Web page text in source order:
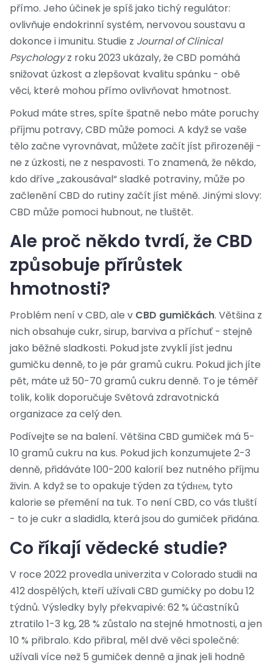
přímo. Jeho účinek je spíš jako tichý regulátor:
ovlivňuje endokrinní systém, nervovou soustavu a
dokonce i imunitu. Studie z Journal of Clinical
Psychologyz roku 2023 ukázaly, že CBD pomáhá
snižovat úzkost a zlepšovat kvalitu spánku - obě
věci, které mohou přímo ovlivňovat hmotnost.
Pokud máte stres, spíte špatně nebo máte poruchy
příjmu potravy, CBD může pomoci. A když se vaše
tělo začne vyrovnávat, můžete začít jíst přirozeněji -
ne z úzkosti, ne z nespavosti. To znamená, že někdo,
kdo dříve „zakousával“ sladké potraviny, může po
začlenění CBD do rutiny začít jíst méně. Jinými slovy:
CBD může pomoci hubnout, ne tluštět.
Ale proč někdo tvrdí, že CBD
způsobuje přírůstek
hmotnosti?
Problém není v CBD, ale v CBD gumičkách. Většina z
nich obsahuje cukr, sirup, barviva a příchuť - stejně
jako běžné sladkosti. Pokud jste zvyklí jíst jednu
gumičku denně, to je pár gramů cukru. Pokud jich jíte
pět, máte už 50-70 gramů cukru denně. To je téměř
tolik, kolik doporučuje Světová zdravotnická
organizace za celý den.
Podívejte se na balení. Většina CBD gumiček má 5-
10 gramů cukru na kus. Pokud jich konzumujete 2-3
denně, přidáváte 100-200 kalorií bez nutného příjmu
živin. A když se to opakuje týden za týdнем, tyto
kalorie se přemění na tuk. To není CBD, co vás tluští
- to je cukr a sladidla, která jsou do gumiček přidána.
Co říkají vědecké studie?
V roce 2022 provedla univerzita v Colorado studii na
412 dospělých, kteří užívali CBD gumičky po dobu 12
týdnů. Výsledky byly překvapivé: 62 % účastníků
ztratilo 1-3 kg, 28 % zůstalo na stejné hmotnosti, a jen
10 % přibralo. Kdo přibral, měl dvě věci společné:
užívali více než 5 gumiček denně a jinak jeli hodně